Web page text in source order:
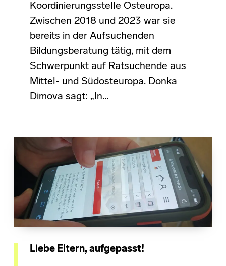
Koordinierungsstelle Osteuropa.
Zwischen 2018 und 2023 war sie
bereits in der Aufsuchenden
Bildungsberatung tätig, mit dem
Schwerpunkt auf Ratsuchende aus
Mittel- und Südosteuropa. Donka
Dimova sagt: „In…
Liebe Eltern, aufgepasst!